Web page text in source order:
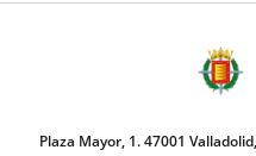
Plaza Mayor, 1. 47001